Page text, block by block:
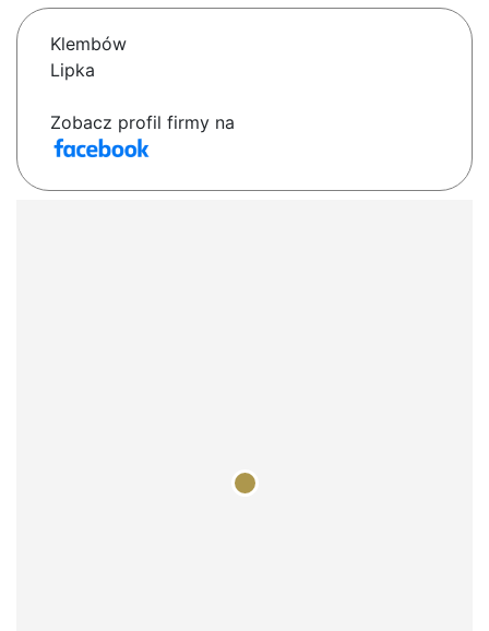
Klembów
Lipka
Zobacz profil firmy na